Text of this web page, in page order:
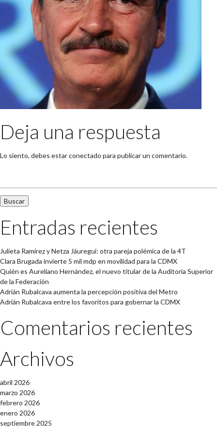
Deja una respuesta
Lo siento, debes estarconectado para publicar un comentario.
Entradas recientes
Julieta Ramírez y Netza Jáuregui: otra pareja polémica de la 4T
Clara Brugada invierte 5 mil mdp en movilidad para la CDMX
Quién es Aureliano Hernández, el nuevo titular de la Auditoría Superior
de la Federación
Adrián Rubalcava aumenta la percepción positiva del Metro
Adrián Rubalcava entre los favoritos para gobernar la CDMX
Comentarios recientes
Archivos
abril 2026
marzo 2026
febrero 2026
enero 2026
septiembre 2025